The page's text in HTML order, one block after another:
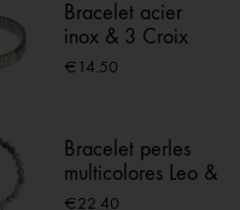
Bracelet acier
inox & 3 Croix
strassées
€14.50
Bracelet perles
multicolores Leo &
Geo – Charms
€22.40